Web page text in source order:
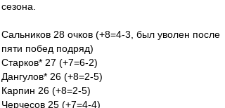
сезона.
Сальников 28 очков (+8=4-3, был уволен после
пяти побед подряд)
Старков* 27 (+7=6-2)
Дангулов* 26 (+8=2-5)
Карпин 26 (+8=2-5)
Черчесов 25 (+7=4-4)